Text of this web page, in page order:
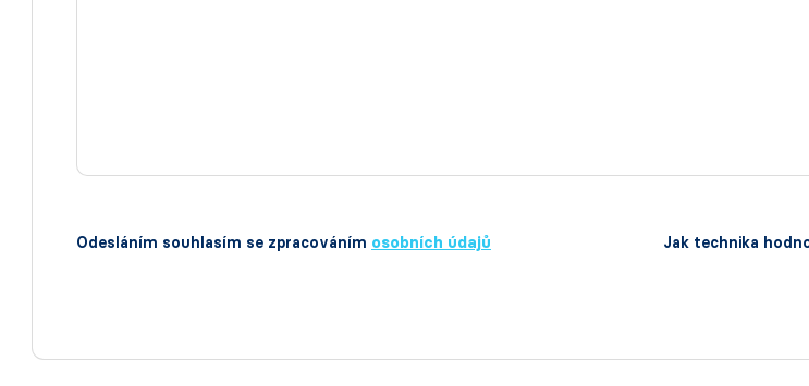
Odesláním souhlasím se zpracováním osobních údajů Jak technika